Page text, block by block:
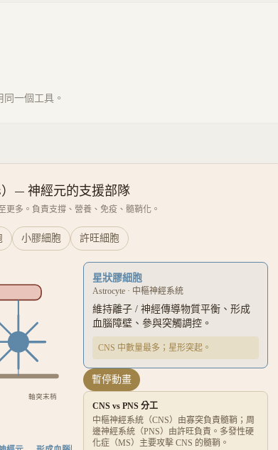
一個工具。
— 神經元的支援部隊
多。負責支撐、營養、免疫、髓鞘化。
小膠細胞 許旺細胞
軸突末梢
星狀膠細胞
Astrocyte · 中樞神經系統
維持離子 / 神經傳導物質平衡、形成
血腦障壁、參與突觸調控。
CNS 中數量最多；星形突起。
暫停動畫
CNS vs PNS 分工
中樞神經系統（CNS）由寡突負責髓鞘；周
邊神經系統（PNS）由許旺負責。多發性硬
化症（MS）主要攻擊 CNS 的髓鞘。